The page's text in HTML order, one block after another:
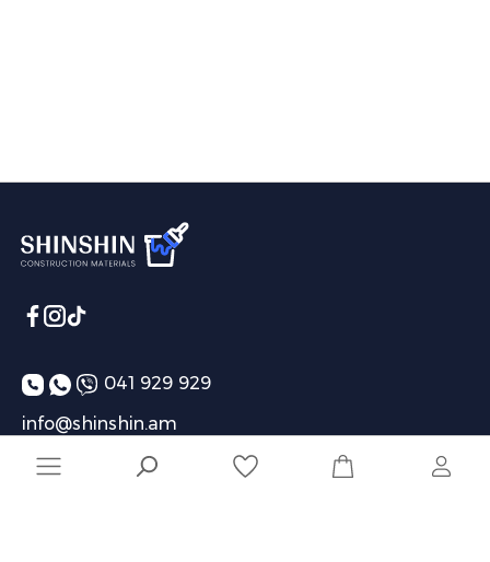
041 929 929
info@shinshin.am
Առաքման ժամեր՝ 10:00-19:00